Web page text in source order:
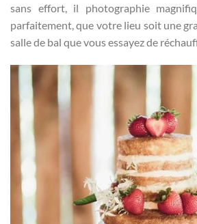
sans effort, il photographie
parfaitement, que votre lieu soit une
salle de bal que vous essayez de